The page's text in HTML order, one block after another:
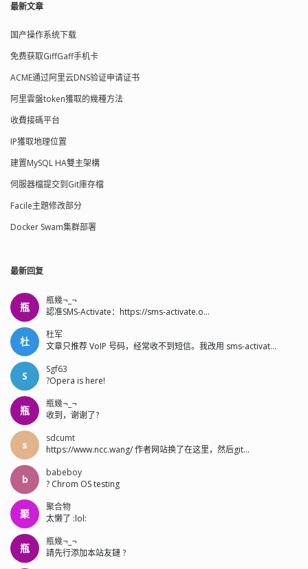
最新文章
国产操作系统下载
免费获取GiffGaff手机卡
ACME通过阿里云DNS验证申请证书
阿里雲盤token獲取的幾種方法
收費接碼平台
IP獲取地理位置
建置MySQL HA雙主架構
伺服器檔提交到Git庫存檔
Facile主題修改部分
Docker Swam集群部署
最新回复
瓶
瓶幾¬_¬
認准SMS-Activate：https://sms-activate.o...
杜
杜军
文章只推荐 VoIP 号码，经常收不到短信。我改用 sms-activat...
S
Sgf63
?Opera is here!
瓶
瓶幾¬_¬
收到，谢谢了?
s
sdcumt
https://www.ncc.wang/ 作者网站换了在这里，然后git...
b
babeboy
? Chrom OS testing
聚
聚合物
太懒了 :lol:
瓶
瓶幾¬_¬
請先行添加本站友鏈 ?